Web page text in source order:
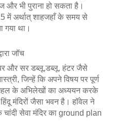
और भी पुराना हो सकता है।
में अर्थात् शाहजहाँ के समय से
गया था।
जॉच
और सर डब्लू.डब्लू. हंटर जैसे
जिन्हें कि अपने विषय पर पूर्ण
के अभिलेखों का अध्ययन करके
मंदिरों जैसा भवन है। हॉवेल ने
चांदी सेवा मंदिर का ground plan